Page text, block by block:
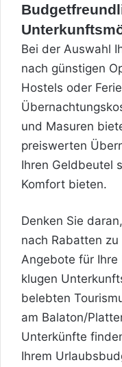
Bei der Auswahl
nach günstigen
Hostels oder
und Masuren
preiswerten
Ihren Geldbeutel
Komfort bieten.
Denken Sie
nach Rabatten
Angebote für
klugen
belebten
am Balaton/
Unterkünfte
Ihrem